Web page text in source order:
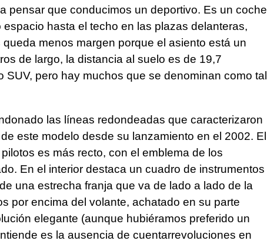
pensar que conducimos un deportivo. Es un coche
hasta el techo en las plazas delanteras,
menos margen porque el asiento está un
de largo, la distancia al suelo es de 19,7
SUV, pero hay muchos que se denominan como tal
las líneas redondeadas que caracterizaron
este modelo desde su lanzamiento en el 2002. El
es más recto, con el emblema de los
En el interior destaca un cuadro de instrumentos
una estrecha franja que va de lado a lado de la
por encima del volante, achatado en su parte
elegante (aunque hubiéramos preferido un
es la ausencia de cuentarrevoluciones en